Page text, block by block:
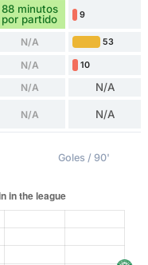
88 minutos
por partido
9
N/A 53
N/A 10
N/A N/A
N/A N/A
Goles / 90'